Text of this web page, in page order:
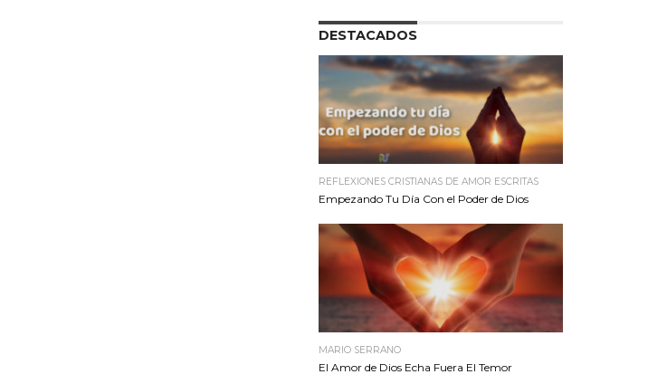
DESTACADOS
REFLEXIONES CRISTIANAS DE AMOR ESCRITAS
Empezando Tu Día Con el Poder de Dios
MARIO SERRANO
El Amor de Dios Echa Fuera El Temor